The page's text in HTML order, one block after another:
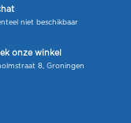
niet beschikbaar
onze winkel
8, Groningen